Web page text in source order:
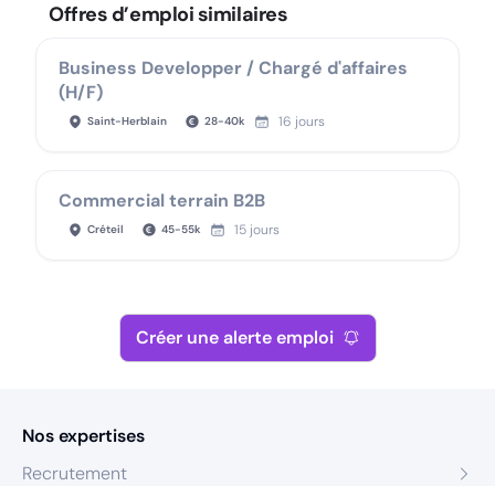
Offres d’emploi similaires
Business Developper / Chargé d'affaires
(H/F)
Saint-Herblain 28-40k 16 jours
Commercial terrain B2B
Créteil 45-55k 15 jours
Créer une alerte emploi
Nos expertises
Recrutement